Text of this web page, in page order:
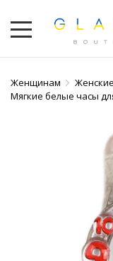
Женщинам
Мягкие белые часы